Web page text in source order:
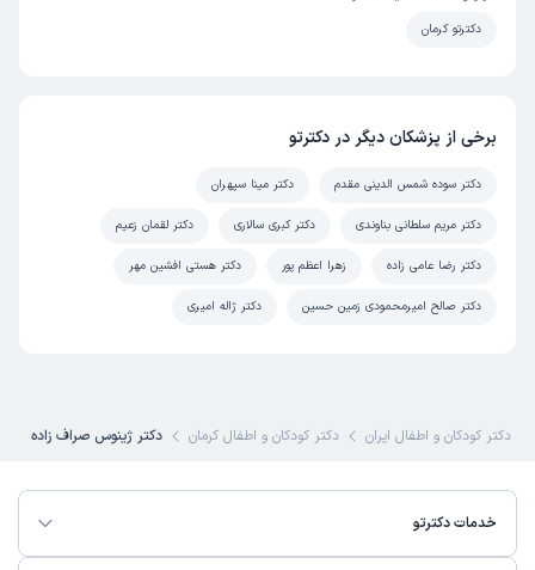
دکترتو کرمان
برخی از پزشکان دیگر در دکترتو
دکتر سوده شمس الدینی مقدم دکتر مینا سپهران
دکتر مریم سلطانی بناوندی دکتر کبری سالاری دکتر لقمان زعیم
دکتر رضا عامی زاده زهرا اعظم پور دکتر هستی افشین مهر
دکتر صالح امیرمحمودی زمین حسین دکتر ژاله امیری
دکتر کودکان و اطفال ایران دکتر کودکان و اطفال کرمان دکتر ژینوس صراف زاده
خدمات دکترتو